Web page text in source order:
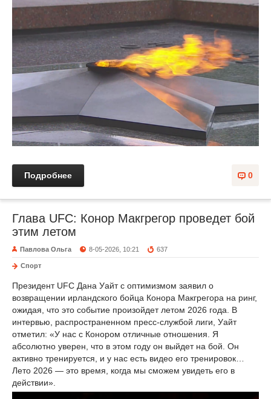
0
Подробнее
Глава UFC: Конор Макгрегор проведет бой
этим летом
Павлова Ольга 8-05-2026, 10:21 637
Спорт
Президент UFC Дана Уайт с оптимизмом заявил о
возвращении ирландского бойца Конора Макгрегора на ринг,
ожидая, что это событие произойдет летом 2026 года. В
интервью, распространенном пресс-службой лиги, Уайт
отметил: «У нас с Конором отличные отношения. Я
абсолютно уверен, что в этом году он выйдет на бой. Он
активно тренируется, и у нас есть видео его тренировок…
Лето 2026 — это время, когда мы сможем увидеть его в
действии».